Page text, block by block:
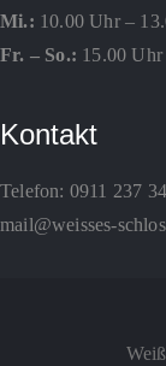
Mi.: 10.00 Uhr –
Fr. – So.: 15.00
Kontakt
Telefon: 0911 237
mail@weisses-